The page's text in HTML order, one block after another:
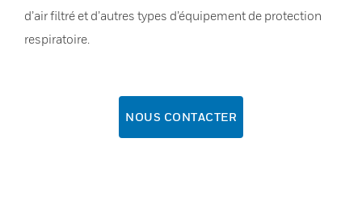
d’air filtré et d’autres types d’équipement de protection
respiratoire.
NOUS CONTACTER